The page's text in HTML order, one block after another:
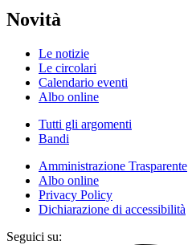
Novità
Le notizie
Le circolari
Calendario eventi
Albo online
Tutti gli argomenti
Bandi
Amministrazione Trasparente
Albo online
Privacy Policy
Dichiarazione di accessibilità
Seguici su: